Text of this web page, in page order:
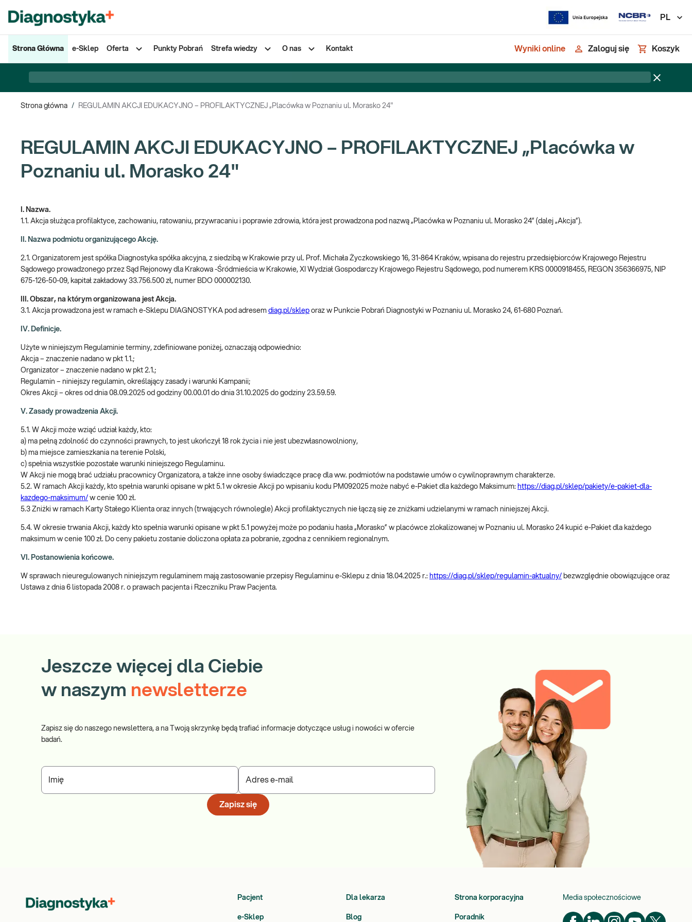
PL
Strona Główna e-Sklep Oferta Punkty Pobrań Strefa wiedzy O nas Kontakt Wyniki online Zaloguj się Koszyk
Strona główna / REGULAMIN AKCJI EDUKACYJNO – PROFILAKTYCZNEJ „Placówka w Poznaniu ul. Morasko 24"
REGULAMIN AKCJI EDUKACYJNO – PROFILAKTYCZNEJ „Placówka w
Poznaniu ul. Morasko 24"
I. Nazwa.
1.1. Akcja służąca profilaktyce, zachowaniu, ratowaniu, przywracaniu i poprawie zdrowia, która jest prowadzona pod nazwą „Placówka w Poznaniu ul. Morasko 24” (dalej „Akcja”).
II. Nazwa podmiotu organizującego Akcję.
2.1. Organizatorem jest spółka Diagnostyka spółka akcyjna, z siedzibą w Krakowie przy ul. Prof. Michała Życzkowskiego 16, 31-864 Kraków, wpisana do rejestru przedsiębiorców Krajowego Rejestru
Sądowego prowadzonego przez Sąd Rejonowy dla Krakowa -Śródmieścia w Krakowie, XI Wydział Gospodarczy Krajowego Rejestru Sądowego, pod numerem KRS 0000918455, REGON 356366975, NIP
675-126-50-09, kapitał zakładowy 33.756.500 zł, numer BDO 000002130.
III. Obszar, na którym organizowana jest Akcja.
3.1. Akcja prowadzona jest w ramach e-Sklepu DIAGNOSTYKA pod adresem diag.pl/sklep oraz w Punkcie Pobrań Diagnostyki w Poznaniu ul. Morasko 24, 61-680 Poznań.
IV. Definicje.
Użyte w niniejszym Regulaminie terminy, zdefiniowane poniżej, oznaczają odpowiednio:
Akcja – znaczenie nadano w pkt 1.1.;
Organizator – znaczenie nadano w pkt 2.1.;
Regulamin – niniejszy regulamin, określający zasady i warunki Kampanii;
Okres Akcji – okres od dnia 08.09.2025 od godziny 00.00.01 do dnia 31.10.2025 do godziny 23.59.59.
V. Zasady prowadzenia Akcji.
5.1. W Akcji może wziąć udział każdy, kto:
a) ma pełną zdolność do czynności prawnych, to jest ukończył 18 rok życia i nie jest ubezwłasnowolniony,
b) ma miejsce zamieszkania na terenie Polski,
c) spełnia wszystkie pozostałe warunki niniejszego Regulaminu.
W Akcji nie mogą brać udziału pracownicy Organizatora, a także inne osoby świadczące pracę dla ww. podmiotów na podstawie umów o cywilnoprawnym charakterze.
5.2. W ramach Akcji każdy, kto spełnia warunki opisane w pkt 5.1 w okresie Akcji po wpisaniu kodu PM092025 może nabyć e-Pakiet dla każdego Maksimum: https://diag.pl/sklep/pakiety/e-pakiet-dla-
kazdego-maksimum/ w cenie 100 zł.
5.3 Zniżki w ramach Karty Stałego Klienta oraz innych (trwających równolegle) Akcji profilaktycznych nie łączą się ze zniżkami udzielanymi w ramach niniejszej Akcji.
5.4. W okresie trwania Akcji, każdy kto spełnia warunki opisane w pkt 5.1 powyżej może po podaniu hasła „Morasko” w placówce zlokalizowanej w Poznaniu ul. Morasko 24 kupić e-Pakiet dla każdego
maksimum w cenie 100 zł. Do ceny pakietu zostanie doliczona opłata za pobranie, zgodna z cennikiem regionalnym.
VI. Postanowienia końcowe.
W sprawach nieuregulowanych niniejszym regulaminem mają zastosowanie przepisy Regulaminu e-Sklepu z dnia 18.04.2025 r.: https://diag.pl/sklep/regulamin-aktualny/ bezwzględnie obowiązujące oraz
Ustawa z dnia 6 listopada 2008 r. o prawach pacjenta i Rzeczniku Praw Pacjenta.
Jeszcze więcej dla Ciebie
w naszym newsletterze
Zapisz się do naszego newslettera, a na Twoją skrzynkę będą trafiać informacje dotyczące usług i nowości w ofercie
badań.
Imię Adres e-mail
Zapisz się
Pacjent Dla lekarza Strona korporacyjna
e-Sklep Blog Poradnik
Media społecznościowe